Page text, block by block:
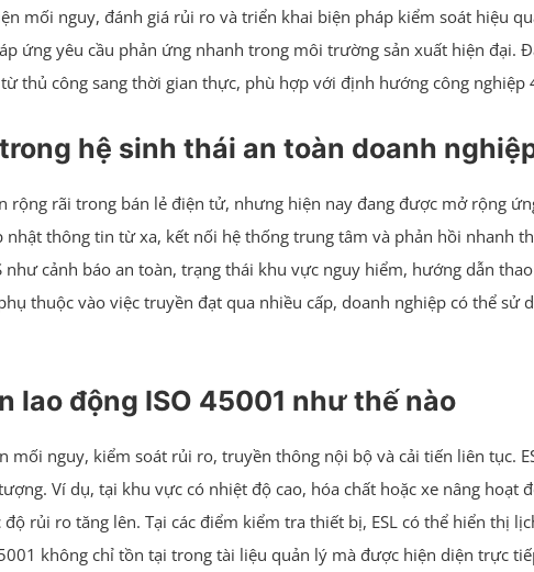
mối nguy, đánh giá rủi ro và triển khai biện pháp kiểm soát hiệu
ứng yêu cầu phản ứng nhanh trong môi trường sản xuất hiện đại.
thủ công sang thời gian thực, phù hợp với định hướng công nghiệp
hệ sinh thái an toàn doanh
rộng rãi trong bán lẻ điện tử, nhưng hiện nay đang được mở rộng
thông tin từ xa, kết nối hệ thống trung tâm và phản hồi nhanh
cảnh báo an toàn, trạng thái khu vực nguy hiểm, hướng dẫn
thuộc vào việc truyền đạt qua nhiều cấp, doanh nghiệp có thể
lao động ISO 45001 như thế nào
mối nguy, kiểm soát rủi ro, truyền thông nội bộ và cải tiến liên tục.
Ví dụ, tại khu vực có nhiệt độ cao, hóa chất hoặc xe nâng hoạt
rủi ro tăng lên. Tại các điểm kiểm tra thiết bị, ESL có thể hiển thị
không chỉ tồn tại trong tài liệu quản lý mà được hiện diện trực